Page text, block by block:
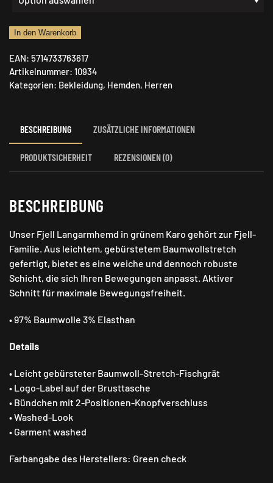
Härkila
Langarmhemd
Menge
In den Warenkorb
EAN: 5714733763617
Artikelnummer: 10934
Kategorien: Bekleidung, Hemden, Herren
BESCHREIBUNG ZUSÄTZLICHE INFORMATIONEN
PRODUKTSICHERHEIT REZENSIONEN (0)
BESCHREIBUNG
Unser Fjell Langarmhemd in grünem Karo gehört zur Fjell-
Familie. Aus leichtem, gebürstetem Baumwollstretch
gefertigt, bietet es eine weiche und dennoch robuste
Schicht, die sich Ihren Bewegungen anpasst. Aktiver
Schnitt für maximale Bewegungsfreiheit.
• 97% Baumwolle 3% Elasthan
Details
• Leicht gebürsteter Baumwoll-Stretch-Fischgrät
• Logo-Label auf der Brusttasche
• Bündchen mit 2-Positionen-Knopfverschluss
• Washed-Look
• Garment washed
Farbangabe des Herstellers: Green check